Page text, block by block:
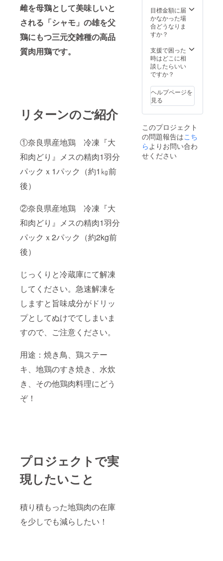
雌を母鶏として美味しいと
される「シャモ」の雄を父
鶏にもつ三元交雑種の高品
質肉用鶏です。
リターンのご紹介
①奈良県産地鶏 冷凍『大
和肉どり』メスの精肉1羽分
パックｘ1パック（約1㎏前
後）
②奈良県産地鶏 冷凍『大
和肉どり』メスの精肉1羽分
パックｘ2パック（約2kg前
後）
じっくりと冷蔵庫にて解凍
してください。急速解凍を
しますと旨味成分がドリッ
プとしてぬけでてしまいま
すので、ご注意ください。
用途：焼き鳥、鶏ステー
キ、地鶏のすき焼き、水炊
き、その他鶏肉料理にどう
ぞ！
プロジェクトで実
現したいこと
積り積もった地鶏肉の在庫
を少しでも減らしたい！
ソーセー
ジ、高級弁
当食材、お
せち料理食
材など。
販売先 全
国の食品卸
問屋様
目標金額に届
かなかった場
合どうなりま
すか？
支援で困った
時はどこに相
談したらいい
ですか？
ヘルプページを
見る
このプロジェクト
の問題報告はこち
ら よりお問い合わ
せください